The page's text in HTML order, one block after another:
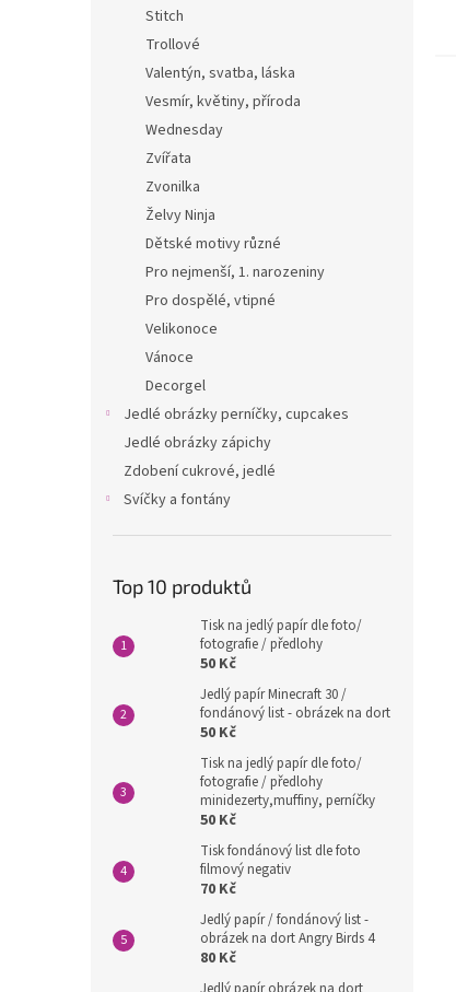
Stitch
Trollové
Valentýn, svatba, láska
Vesmír, květiny, příroda
Wednesday
Zvířata
Zvonilka
Želvy Ninja
Dětské motivy různé
Pro nejmenší, 1. narozeniny
Pro dospělé, vtipné
Velikonoce
Vánoce
Decorgel
Jedlé obrázky perníčky, cupcakes
Jedlé obrázky zápichy
Zdobení cukrové, jedlé
Svíčky a fontány
Top 10 produktů
Tisk na jedlý papír dle foto/
fotografie / předlohy
50 Kč
Jedlý papír Minecraft 30 /
fondánový list - obrázek na dort
50 Kč
Tisk na jedlý papír dle foto/
fotografie / předlohy
minidezerty,muffiny, perníčky
50 Kč
Tisk fondánový list dle foto
filmový negativ
70 Kč
Jedlý papír / fondánový list -
obrázek na dort Angry Birds 4
80 Kč